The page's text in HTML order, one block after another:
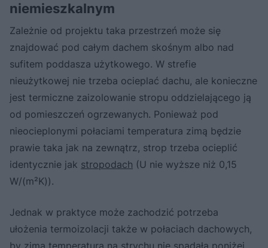
niemieszkalnym
Zależnie od projektu taka przestrzeń może się
znajdować pod całym dachem skośnym albo nad
sufitem poddasza użytkowego. W strefie
nieużytkowej nie trzeba ocieplać dachu, ale konieczne
jest termiczne zaizolowanie stropu oddzielającego ją
od pomieszczeń ogrzewanych. Ponieważ pod
nieocieplonymi połaciami temperatura zimą będzie
prawie taka jak na zewnątrz, strop trzeba ocieplić
identycznie jak stropodach (U nie wyższe niż 0,15
W/(m²K)).
Jednak w praktyce może zachodzić potrzeba
ułożenia termoizolacji także w połaciach dachowych,